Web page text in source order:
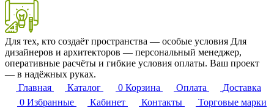
Для тех, кто создаёт пространства — особые условия Для
дизайнеров и архитекторов — персональный менеджер,
оперативные расчёты и гибкие условия оплаты. Ваш проект
— в надёжных руках.
Главная
Каталог 0 Корзина Оплата
Доставка
0 Избранные Кабинет Контакты
Торговые марки